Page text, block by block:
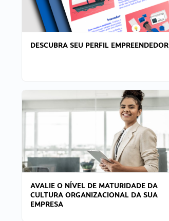
DESCUBRA SEU PERFIL EMPREENDEDOR
AVALIE O NÍVEL DE MATURIDADE DA
CULTURA ORGANIZACIONAL DA SUA
EMPRESA